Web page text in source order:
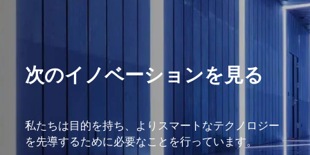
次のイノベーションを見る
私たちは目的を持ち、よりスマートなテクノロジー
を先導するために必要なことを行っています。